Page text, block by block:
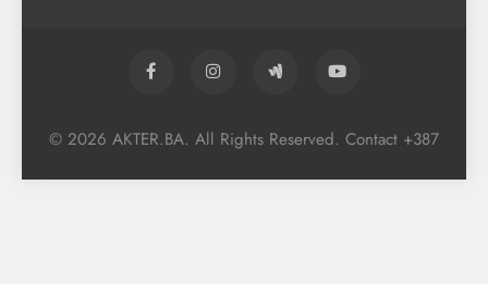
© 2026 AKTER.BA. All Rights Reserved. Contact +387